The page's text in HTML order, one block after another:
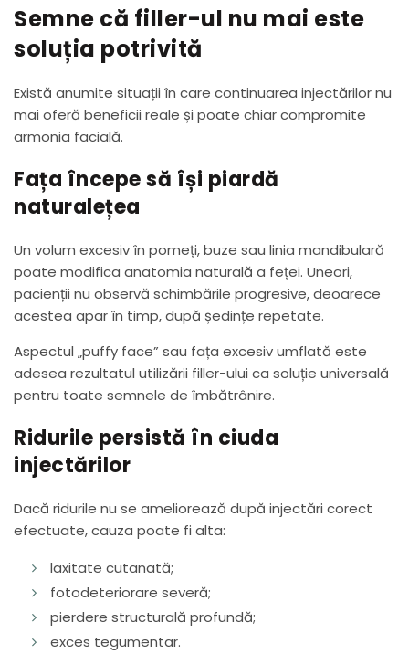
Semne că filler-ul nu mai este
soluția potrivită
Există anumite situații în care continuarea injectărilor nu
mai oferă beneficii reale și poate chiar compromite
armonia facială.
Fața începe să își piardă
naturalețea
Un volum excesiv în pomeți, buze sau linia mandibulară
poate modifica anatomia naturală a feței. Uneori,
pacienții nu observă schimbările progresive, deoarece
acestea apar în timp, după ședințe repetate.
Aspectul „puffy face” sau fața excesiv umflată este
adesea rezultatul utilizării filler-ului ca soluție universală
pentru toate semnele de îmbătrânire.
Ridurile persistă în ciuda
injectărilor
Dacă ridurile nu se ameliorează după injectări corect
efectuate, cauza poate fi alta:
laxitate cutanată;
fotodeteriorare severă;
pierdere structurală profundă;
exces tegumentar.